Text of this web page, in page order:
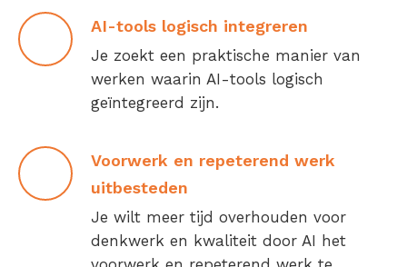
AI-tools logisch integreren
Je zoekt een praktische manier van
werken waarin AI-tools logisch
geïntegreerd zijn.
Voorwerk en repeterend werk
uitbesteden
Je wilt meer tijd overhouden voor
denkwerk en kwaliteit door AI het